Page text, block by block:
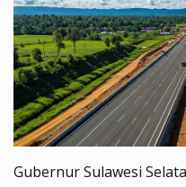
Gubernur Sulawesi